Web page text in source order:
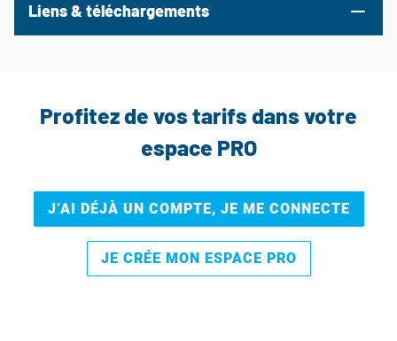
Liens & téléchargements
Profitez de vos tarifs dans votre
espace PRO
J’AI DÉJÀ UN COMPTE, JE ME CONNECTE
JE CRÉE MON ESPACE PRO